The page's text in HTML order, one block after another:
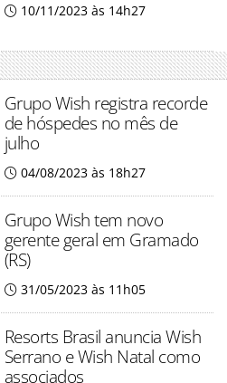
10/11/2023 às 14h27
Grupo Wish registra recorde
de hóspedes no mês de
julho
04/08/2023 às 18h27
Grupo Wish tem novo
gerente geral em Gramado
(RS)
31/05/2023 às 11h05
Resorts Brasil anuncia Wish
Serrano e Wish Natal como
associados